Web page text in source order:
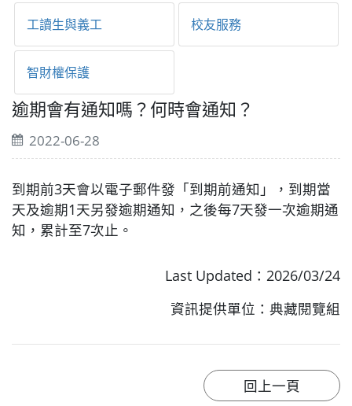
工讀生與義工 校友服務
智財權保護
逾期會有通知嗎？何時會通知？
2022-06-28
到期前3天會以電子郵件發「到期前通知」，到期當
天及逾期1天另發逾期通知，之後每7天發一次逾期通
知，累計至7次止。
Last Updated：2026/03/24
資訊提供單位：典藏閱覽組